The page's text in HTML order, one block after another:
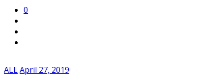
0
ALLApril 27, 2019